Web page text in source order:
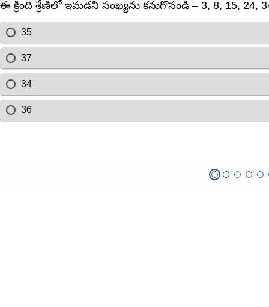
ఈ క్రింది శ్రేణిలో ఇమడని సంఖ్యను కనుగొనండి – 3, 8, 15, 24,
35
37
34
36